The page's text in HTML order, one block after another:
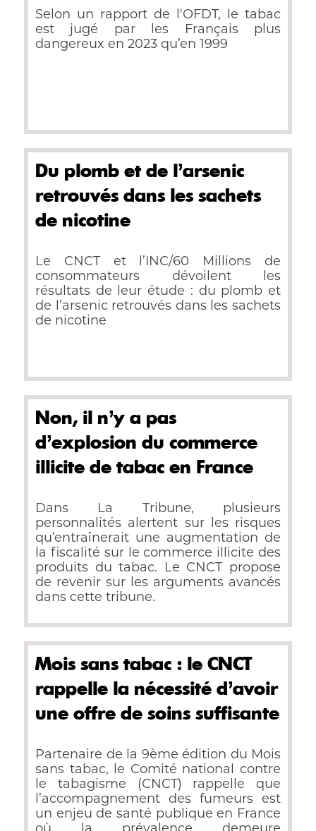
Selon un rapport de l'OFDT, le tabac
est jugé par les Français plus
dangereux en 2023 qu’en 1999
Du plomb et de l’arsenic
retrouvés dans les sachets
de nicotine
Le CNCT et l’INC/60 Millions de
consommateurs dévoilent les
résultats de leur étude : du plomb et
de l’arsenic retrouvés dans les sachets
de nicotine
Non, il n’y a pas
d’explosion du commerce
illicite de tabac en France
Dans La Tribune, plusieurs
personnalités alertent sur les risques
qu’entraînerait une augmentation de
la fiscalité sur le commerce illicite des
produits du tabac. Le CNCT propose
de revenir sur les arguments avancés
dans cette tribune.
Mois sans tabac : le CNCT
rappelle la nécessité d’avoir
une offre de soins suffisante
fumeurs
Partenaire de la 9ème édition du Mois
sans tabac, le Comité national contre
le tabagisme (CNCT) rappelle que
l’accompagnement des fumeurs est
un enjeu de santé publique en France